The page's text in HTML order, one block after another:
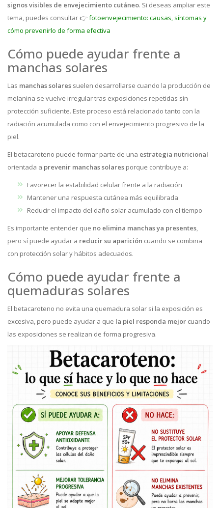
signos visibles de envejecimiento cutáneo. Si deseas ampliar este
tema, puedes consultar 👉fotoenvejecimiento: causas, síntomas y
cómo prevenirlo de forma efectiva
Cómo puede ayudar frente a
manchas solares
Las manchas solares suelen desarrollarse cuando la producción de
melanina se vuelve irregular tras exposiciones repetidas sin
protección suficiente. Este proceso está relacionado tanto con la
radiación acumulada como con el envejecimiento progresivo de la
piel.
El betacaroteno puede formar parte de una estrategia nutricional
orientada a prevenir manchas solares porque contribuye a:
Favorecer la estabilidad celular frente a la radiación
Mantener una respuesta cutánea más equilibrada
Reducir el impacto del daño solar acumulado con el tiempo
Es importante entender que no elimina manchas ya presentes,
pero sí puede ayudar a reducir su aparición cuando se combina
con protección solar y hábitos adecuados.
Cómo puede ayudar frente a
quemaduras solares
El betacaroteno no evita una quemadura solar si la exposición es
excesiva, pero puede ayudar a que la piel responda mejor cuando
las exposiciones se realizan de forma progresiva.